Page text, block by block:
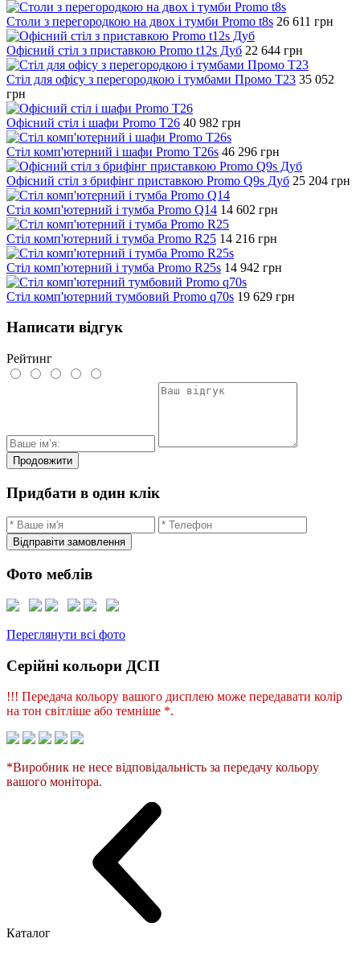
Столи з перегородкою на двох і тумби Promo t8s 26 611 грн
Офісний стіл з приставкою Promo t12s Дуб 22 644 грн
Стіл для офісу з перегородкою і тумбами Промо T23 35 052
грн
Офісний стіл і шафи Promo T26 40 982 грн
Стіл комп'ютерний і шафи Promo T26s 46 296 грн
Офісний стіл з брифінг приставкою Promo Q9s Дуб 25 204 грн
Стіл комп'ютерний і тумба Promo Q14 14 602 грн
Стіл комп'ютерний і тумба Promo R25 14 216 грн
Стіл комп'ютерний і тумба Promo R25s 14 942 грн
Стіл комп'ютерний тумбовий Promo q70s 19 629 грн
Написати відгук
Рейтинг
Продовжити
Придбати в один клік
Відправіти замовлення
Фото меблів
Переглянути всі фото
Серійні кольори ДСП
!!! Передача кольору вашого дисплею може передавати колір
на тон світліше або темніше *.
*Виробник не несе відповідальність за передачу кольору
вашого монітора.
Каталог